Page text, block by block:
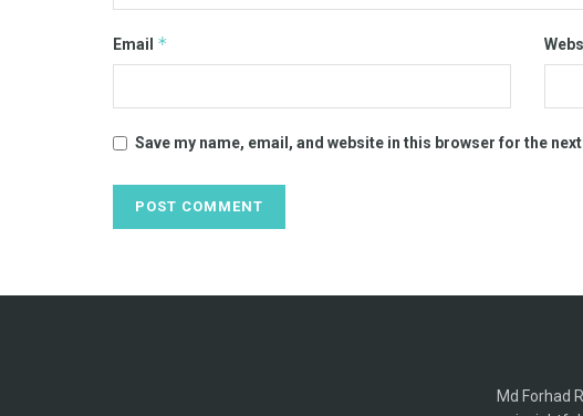
Email *
Save my name, email, and website in this browser for the
Md Forhad